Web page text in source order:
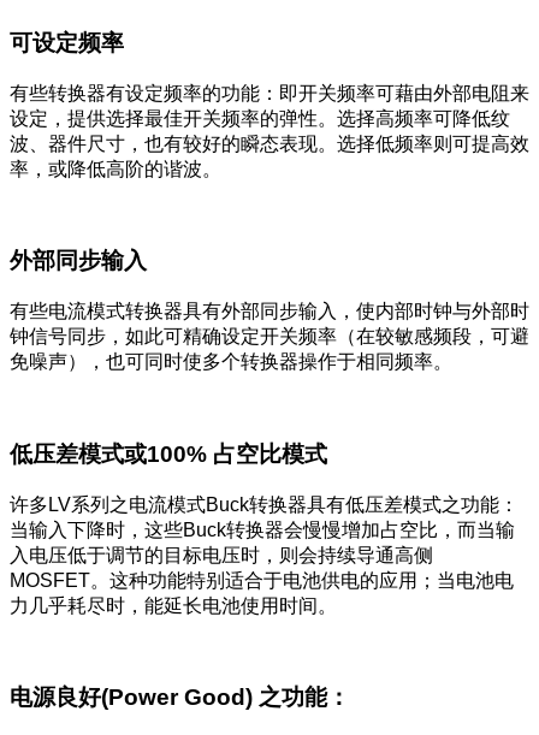
可设定频率
有些转换器有设定频率的功能：即开关频率可藉由外部电阻来
设定，提供选择最佳开关频率的弹性。选择高频率可降低纹
波、器件尺寸，也有较好的瞬态表现。选择低频率则可提高效
率，或降低高阶的谐波。
外部同步输入
有些电流模式转换器具有外部同步输入，使内部时钟与外部时
钟信号同步，如此可精确设定开关频率（在较敏感频段，可避
免噪声），也可同时使多个转换器操作于相同频率。
低压差模式或100% 占空比模式
许多LV系列之电流模式Buck转换器具有低压差模式之功能：
当输入下降时，这些Buck转换器会慢慢增加占空比，而当输
入电压低于调节的目标电压时，则会持续导通高侧
MOSFET。这种功能特别适合于电池供电的应用；当电池电
力几乎耗尽时，能延长电池使用时间。
电源良好(Power Good) 之功能：